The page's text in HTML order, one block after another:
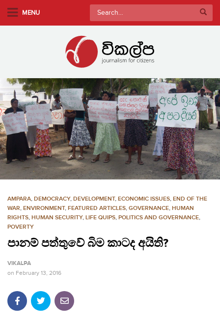
a
i
n
c
o
n
e
MENU
Search
for:
AMPARA, DEMOCRACY, DEVELOPMENT, ECONOMIC ISSUES, END OF THE
WAR, ENVIRONMENT, FEATURED ARTICLES, GOVERNANCE, HUMAN
RIGHTS, HUMAN SECURITY, LIFE QUIPS, POLITICS AND GOVERNANCE,
POVERTY
පානම් පත්තුවේ බිම කාටද අයිති?
VIKALPA
on February 13, 2016